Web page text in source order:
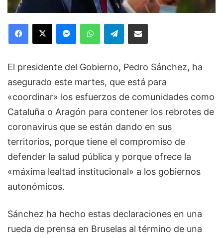
Facebook
X MessengerWhatsAppTelegramCompartir via Email
El presidente del Gobierno, Pedro Sánchez, ha
asegurado este martes, que está para
«coordinar» los esfuerzos de comunidades como
Cataluña o Aragón para contener los rebrotes de
coronavirus que se están dando en sus
territorios, porque tiene el compromiso de
defender la salud pública y porque ofrece la
«máxima lealtad institucional» a los gobiernos
autonómicos.
Sánchez ha hecho estas declaraciones en una
rueda de prensa en Bruselas al término de una